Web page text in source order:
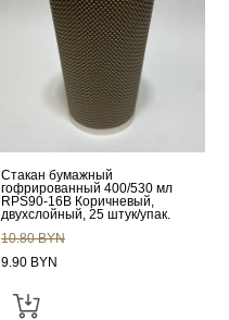
Стакан бумажный
гофрированный 400/530 мл
RPS90-16B Коричневый,
двухслойный, 25 штук/упак.
10.80 BYN
9.90 BYN